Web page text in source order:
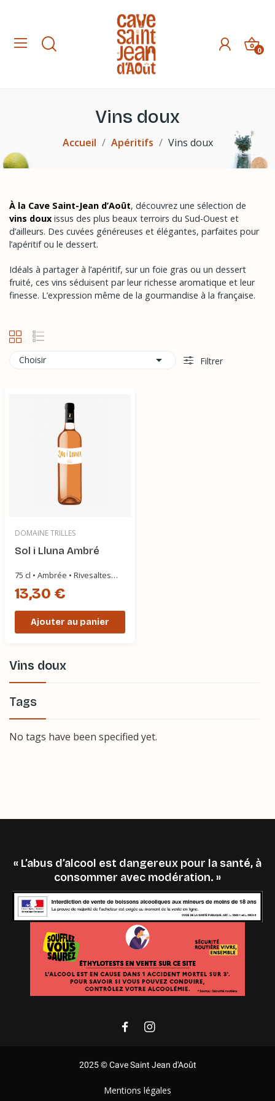
0
Vins doux
Accueil Apéritifs Vins doux
Vins doux
Tags
No tags have been specified yet.
À la Cave Saint-Jean d’Août, découvrez une sélection de
vins doux issus des plus beaux terroirs du Sud-Ouest et
d’ailleurs. Des cuvées généreuses et élégantes, parfaites pour
l’apéritif ou le dessert.
Idéals à partager à l’apéritif, sur un foie gras ou un dessert
fruité, ces vins séduisent par leur richesse aromatique et leur
finesse. L’expression même de la gourmandise à la française.
Choisir  Filtrer
DOMAINE TRILLES
Sol i Lluna Ambré
75 cl • Ambrée • Rivesaltes
Ambré
13,30 €
Ajouter au panier
« L’abus d’alcool est dangereux pour la santé, à
consommer avec modération. »
2025 © Cave Saint Jean d'Août
Mentions légales